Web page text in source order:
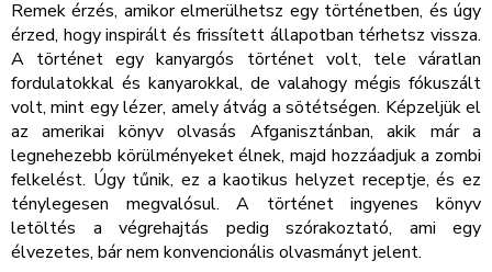
Remek érzés, amikor elmerülhetsz egy történetben, és úgy
érzed, hogy inspirált és frissített állapotban térhetsz vissza.
A történet egy kanyargós történet volt, tele váratlan
fordulatokkal és kanyarokkal, de valahogy mégis fókuszált
volt, mint egy lézer, amely átvág a sötétségen. Képzeljük el
az amerikai könyv olvasás Afganisztánban, akik már a
legnehezebb körülményeket élnek, majd hozzáadjuk a zombi
felkelést. Úgy tűnik, ez a kaotikus helyzet receptje, és ez
ténylegesen megvalósul. A történet ingyenes könyv
letöltés a végrehajtás pedig szórakoztató, ami egy
élvezetes, bár nem konvencionális olvasmányt jelent.